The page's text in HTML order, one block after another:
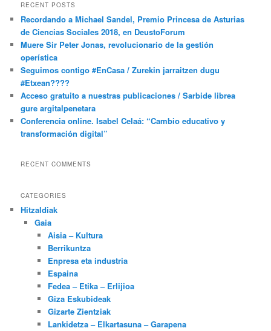
RECENT POSTS
Recordando a Michael Sandel, Premio Princesa de Asturias
de Ciencias Sociales 2018, en DeustoForum
Muere Sir Peter Jonas, revolucionario de la gestión
operística
Seguimos contigo #EnCasa / Zurekin jarraitzen dugu
#Etxean????
Acceso gratuito a nuestras publicaciones / Sarbide librea
gure argitalpenetara
Conferencia online. Isabel Celaá: “Cambio educativo y
transformación digital”
RECENT COMMENTS
CATEGORIES
Hitzaldiak
Gaia
Aisia – Kultura
Berrikuntza
Enpresa eta industria
Espaina
Fedea – Etika – Erlijioa
Giza Eskubideak
Gizarte Zientziak
Lankidetza – Elkartasuna – Garapena